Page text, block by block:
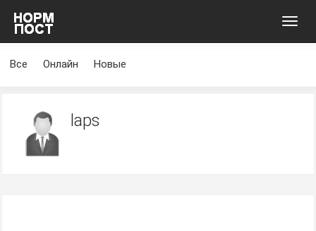
Все Онлайн Новые
laps